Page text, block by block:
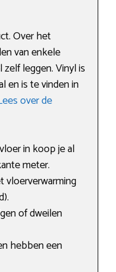
Over het
van enkele
leggen. Vinyl is
en is te vinden in
over de
in koop je al
meter.
vloerverwarming
of dweilen
hebben een